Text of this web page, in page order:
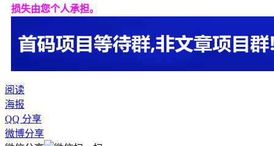
损失由您个人承担。
阅读
海报
QQ 分享
微博分享